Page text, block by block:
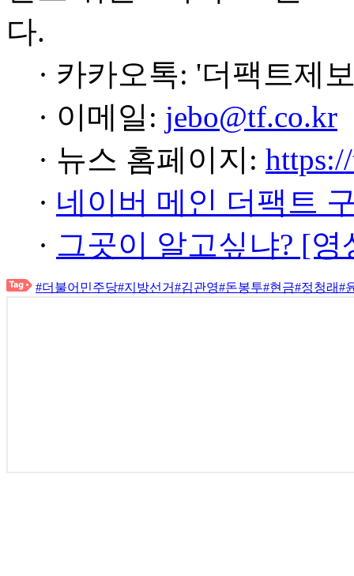
다.
· 카카오톡: '더팩트제
· 이메일: jebo@tf.co.kr
· 뉴스 홈페이지:
· 네이버 메인 더팩트
· 그곳이 알고싶냐? [
#더불어민주당#지방선거#김관영#돈봉투#현금#정청래#